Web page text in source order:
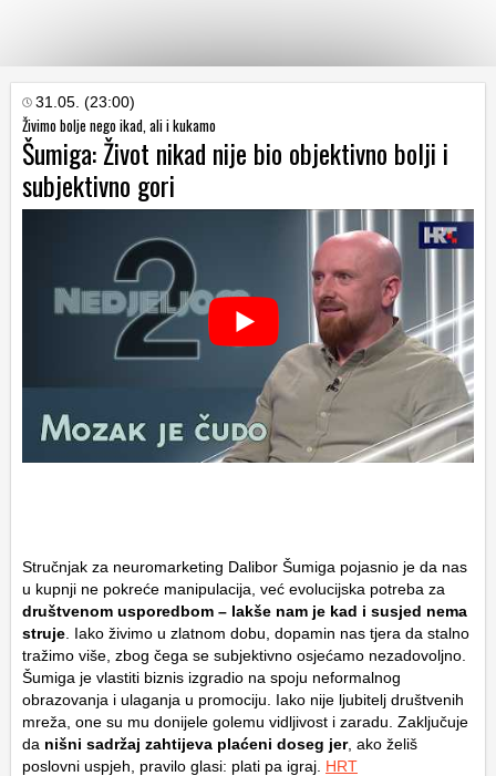
KATEGORIJE
HRVATSKI
WEB
31.05. (23:00)
Živimo bolje nego ikad, ali i kukamo
Šumiga: Život nikad nije bio objektivno bolji i
subjektivno gori
Stručnjak za neuromarketing Dalibor Šumiga pojasnio je da nas
u kupnji ne pokreće manipulacija, već evolucijska potreba za
društvenom usporedbom – lakše nam je kad i susjed nema
struje . Iako živimo u zlatnom dobu, dopamin nas tjera da stalno
tražimo više, zbog čega se subjektivno osjećamo nezadovoljno.
Šumiga je vlastiti biznis izgradio na spoju neformalnog
obrazovanja i ulaganja u promociju. Iako nije ljubitelj društvenih
mreža, one su mu donijele golemu vidljivost i zaradu. Zaključuje
da nišni sadržaj zahtijeva plaćeni doseg jer, ako želiš
poslovni uspjeh, pravilo glasi: plati pa igraj. HRT